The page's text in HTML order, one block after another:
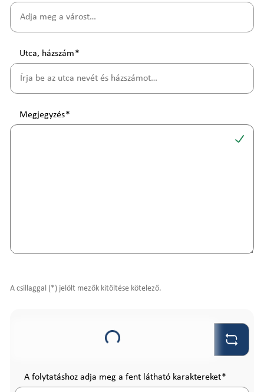
Utca, házszám*
Megjegyzés*
A csillaggal (*) jelölt mezők kitöltése kötelező.
Loading...
A folytatáshoz adja meg a fent látható karaktereket*